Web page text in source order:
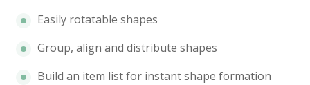
Easily rotatable shapes
Group, align and distribute shapes
Build an item list for instant shape formation